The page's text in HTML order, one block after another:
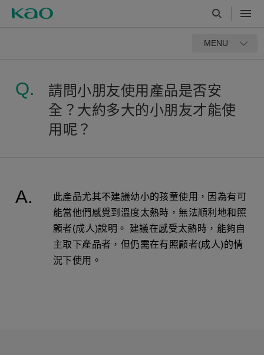
MENU
請問小朋友使用產品是否安
全？大約多大的小朋友才能使
用呢？
此產品尤其不建議幼小的孩童使用，因為有可
能當他們感覺到溫度太熱時，無法順利地和照
顧者(成人)說明。 建議在感受太熱時，能夠自
主取下產品者，但仍需在有照顧者(成人)的情
況下使用。